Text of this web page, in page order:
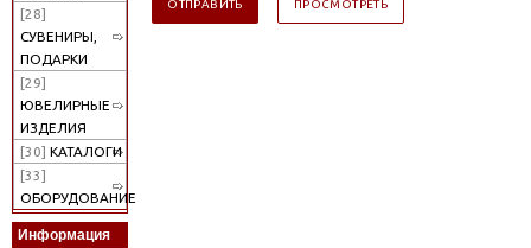
[28]
СУВЕНИРЫ,
ПОДАРКИ
[29]
ЮВЕЛИРНЫЕ
ИЗДЕЛИЯ
[30] КАТАЛОГИ
[33]
ОБОРУДОВАНИЕ
Информация